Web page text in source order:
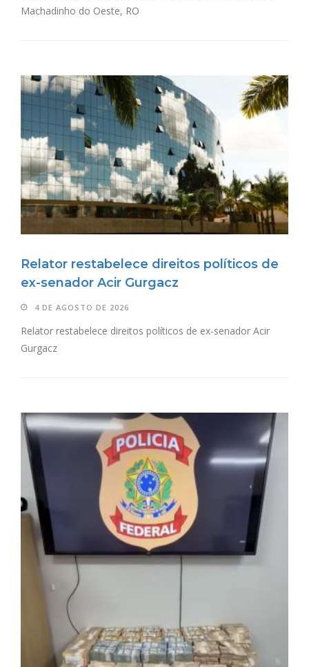
Machadinho do Oeste, RO
Relator restabelece direitos políticos de
ex-senador Acir Gurgacz
4 DE AGOSTO DE 2026
Relator restabelece direitos políticos de ex-senador Acir
Gurgacz